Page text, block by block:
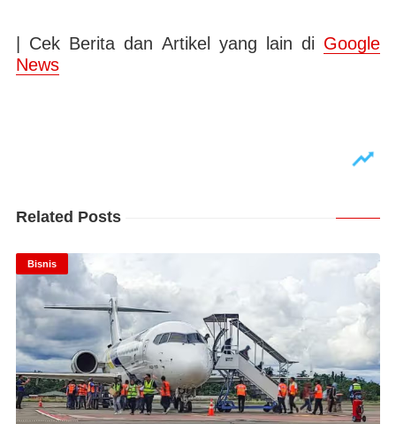
| Cek Berita dan Artikel yang lain di Google
News
Related Posts
Bisnis